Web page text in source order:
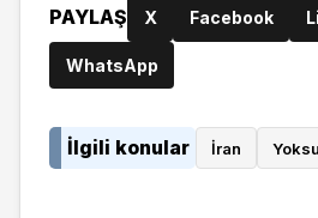
PAYLAŞ X Facebook
WhatsApp
İlgili konular İran